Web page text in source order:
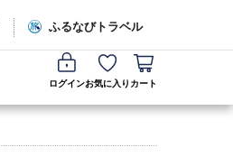
ふるなびトラベル
ログインお気に入り カート